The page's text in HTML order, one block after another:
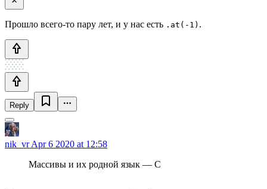
Прошло всего-то пару лет, и у нас есть .at(-1) .
Reply
nik_vrApr 6 2020 at 12:58
Массивы и их родной язык — C